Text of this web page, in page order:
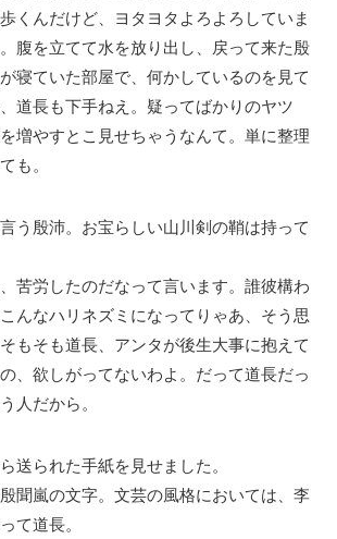
くんだけど、ヨタヨタよろよろしていま
腹を立てて水を放り出し、戻って来た殷
寝ていた部屋で、何かしているのを見て
道長も下手ねえ。疑ってばかりのヤツ
増やすとこ見せちゃうなんて。単に整理
も。
う殷沛。お宝らしい山川剣の鞘は持って
苦労したのだなって言います。誰彼構わ
んなハリネズミになってりゃあ、そう思
もそも道長、アンタが後生大事に抱えて
、欲しがってないわよ。 だって道長だっ
人だから。
送られた手紙を見せました。
聞嵐の文字。文芸の風格においては、李
て道長。